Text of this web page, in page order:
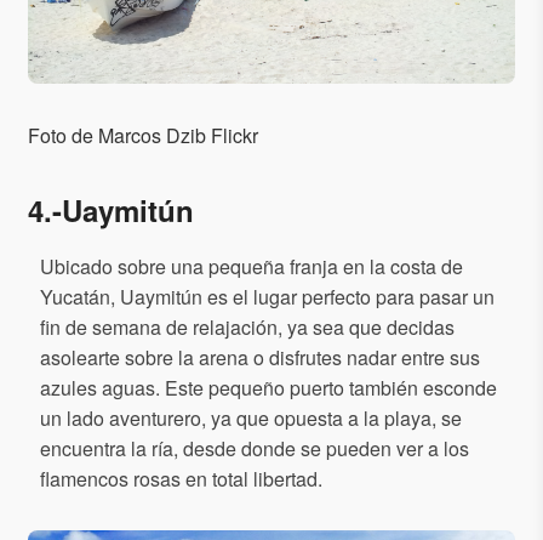
Foto de Marcos Dzib Flickr
4.-Uaymitún
Ubicado sobre una pequeña franja en la costa de
Yucatán, Uaymitún es el lugar perfecto para pasar un
fin de semana de relajación, ya sea que decidas
asolearte sobre la arena o disfrutes nadar entre sus
azules aguas. Este pequeño puerto también esconde
un lado aventurero, ya que opuesta a la playa, se
encuentra la ría, desde donde se pueden ver a los
flamencos rosas en total libertad.